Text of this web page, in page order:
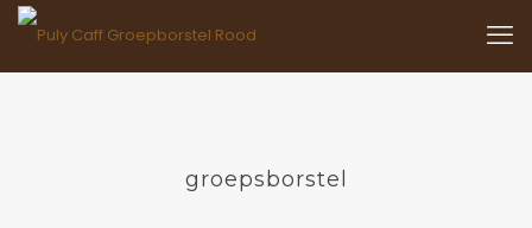
groepsborstel